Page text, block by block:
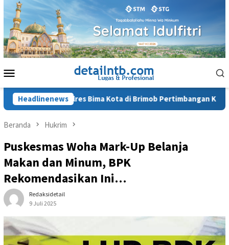
Loncat
konten
Mobile
Headlinenews
Kapolres Bima Kota di Brimob Pertimbangan Keamanan
Beranda Hukrim
Puskesmas Woha Mark-Up Belanja
Makan dan Minum, BPK
Rekomendasikan Ini…
Redaksidetail
9 Juli 2025